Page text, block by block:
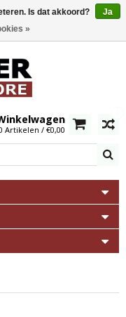
Artikelen / €0,00
Is dat akkoord?
Ja
»